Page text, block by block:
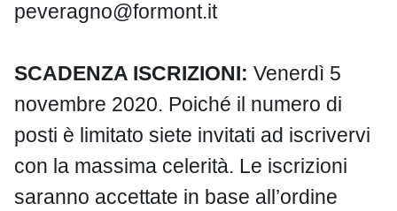
peveragno@formont.it
SCADENZA ISCRIZIONI: Venerdì 5
novembre 2020. Poiché il numero di
posti è limitato siete invitati ad iscrivervi
con la massima celerità. Le iscrizioni
saranno accettate in base all’ordine